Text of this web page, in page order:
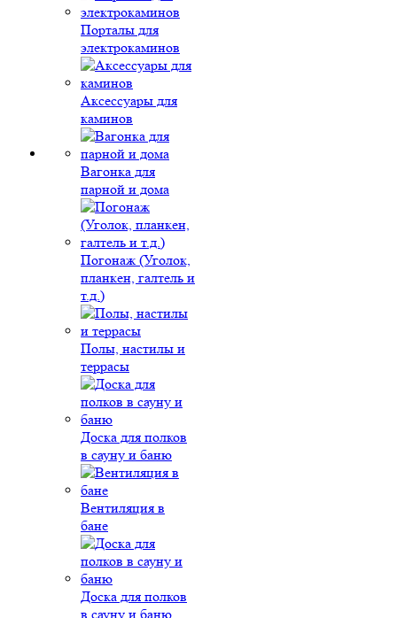
Порталы для
электрокаминов
Аксессуары для
каминов
Вагонка для
парной и дома
Погонаж (Уголок,
планкен, галтель и
т.д.)
Полы, настилы и
террасы
Доска для полков
в сауну и баню
Вентиляция в
бане
Доска для полков
в сауну и баню